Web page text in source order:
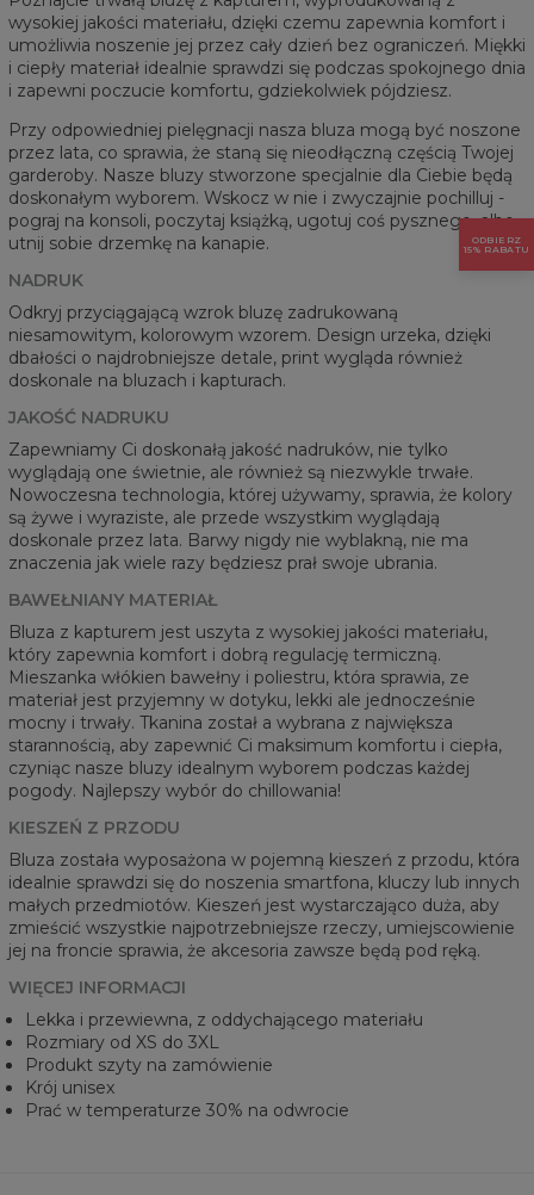
wysokiej jakości materiału, dzięki czemu zapewnia komfort i
umożliwia noszenie jej przez cały dzień bez ograniczeń. Miękki
i ciepły materiał idealnie sprawdzi się podczas spokojnego dnia
i zapewni poczucie komfortu, gdziekolwiek pójdziesz.
Przy odpowiedniej pielęgnacji nasza bluza mogą być noszone
przez lata, co sprawia, że staną się nieodłączną częścią Twojej
garderoby. Nasze bluzy stworzone specjalnie dla Ciebie będą
doskonałym wyborem. Wskocz w nie i zwyczajnie pochilluj -
pograj na konsoli, poczytaj książką, ugotuj coś pysznego, albo
utnij sobie drzemkę na kanapie.
NADRUK
Odkryj przyciągającą wzrok bluzę zadrukowaną
niesamowitym, kolorowym wzorem. Design urzeka, dzięki
dbałości o najdrobniejsze detale, print wygląda również
doskonale na bluzach i kapturach.
JAKOŚĆ NADRUKU
Zapewniamy Ci doskonałą jakość nadruków, nie tylko
wyglądają one świetnie, ale również są niezwykle trwałe.
Nowoczesna technologia, której używamy, sprawia, że kolory
są żywe i wyraziste, ale przede wszystkim wyglądają
doskonale przez lata. Barwy nigdy nie wyblakną, nie ma
znaczenia jak wiele razy będziesz prał swoje ubrania.
BAWEŁNIANY MATERIAŁ
Bluza z kapturem jest uszyta z wysokiej jakości materiału,
który zapewnia komfort i dobrą regulację termiczną.
Mieszanka włókien bawełny i poliestru, która sprawia, ze
materiał jest przyjemny w dotyku, lekki ale jednocześnie
mocny i trwały. Tkanina został a wybrana z największa
starannością, aby zapewnić Ci maksimum komfortu i ciepła,
czyniąc nasze bluzy idealnym wyborem podczas każdej
pogody. Najlepszy wybór do chillowania!
KIESZEŃ Z PRZODU
Bluza została wyposażona w pojemną kieszeń z przodu, która
idealnie sprawdzi się do noszenia smartfona, kluczy lub innych
małych przedmiotów. Kieszeń jest wystarczająco duża, aby
zmieścić wszystkie najpotrzebniejsze rzeczy, umiejscowienie
jej na froncie sprawia, że akcesoria zawsze będą pod ręką.
WIĘCEJ INFORMACJI
Lekka i przewiewna, z oddychającego materiału
Rozmiary od XS do 3XL
Produkt szyty na zamówienie
Krój unisex
Prać w temperaturze 30% na odwrocie
ODBIERZ
15% RABATU